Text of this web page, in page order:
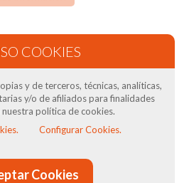
de Venta
Más información
y de terceros, técnicas, analíticas,
y/o de afiliados para finalidades
política de cookies.
Configurar Cookies.
Cookies